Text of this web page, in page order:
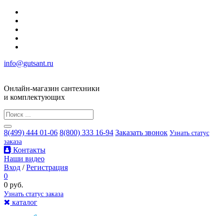
info@gutsant.ru
Онлайн-магазин сантехники
и комплектующих
8(499) 444 01-06 8(800) 333 16-94 Заказать звонок Узнать статус
заказа
Контакты
Наши видео
Вход /Регистрация
0
0 руб.
Узнать статус заказа
каталог